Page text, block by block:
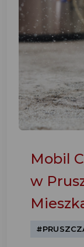
Mobil
w